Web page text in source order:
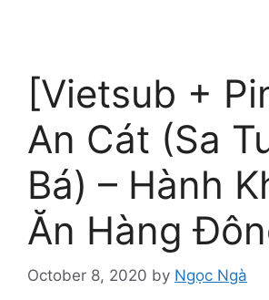
[Vietsub +
An Cát (Sa
Bá) – Hành
Ăn Hàng
October 8, 2020 by Ngọc Ngà